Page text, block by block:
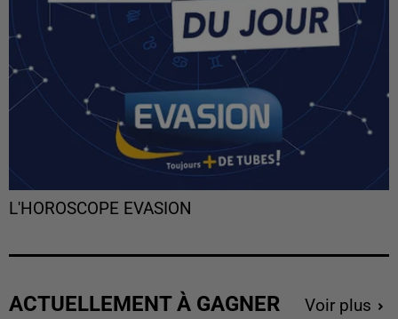
L'HOROSCOPE EVASION
ACTUELLEMENT À GAGNER Voir plus